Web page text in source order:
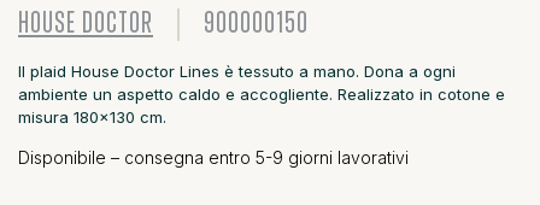
HOUSE DOCTOR 900000150
Il plaid House Doctor Lines è tessuto a mano. Dona a ogni
ambiente un aspetto caldo e accogliente. Realizzato in cotone e
misura 180x130 cm.
Disponibile – consegna entro 5-9 giorni lavorativi